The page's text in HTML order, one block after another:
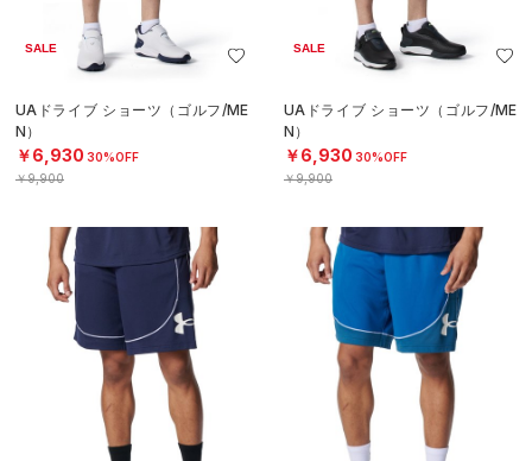
SALE
UAドライブ ショーツ（ゴルフ/ME
N）
￥6,930 30%OFF
￥9,900
SALE
UAドライブ ショーツ（ゴルフ/ME
N）
￥6,930 30%OFF
￥9,900